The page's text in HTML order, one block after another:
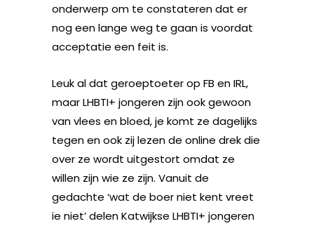
onderwerp om te constateren dat er
nog een lange weg te gaan is voordat
acceptatie een feit is.
Leuk al dat geroeptoeter op FB en IRL,
maar LHBTI+ jongeren zijn ook gewoon
van vlees en bloed, je komt ze dagelijks
tegen en ook zij lezen de online drek die
over ze wordt uitgestort omdat ze
willen zijn wie ze zijn. Vanuit de
gedachte ‘wat de boer niet kent vreet
ie niet’ delen Katwijkse LHBTI+ jongeren